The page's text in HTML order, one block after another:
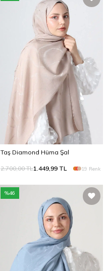
Taş Diamond Hüma Şal
2.700,00TL1.449,99 TL 19 Renk
%46